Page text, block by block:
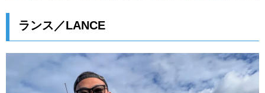
ランス／LANCE